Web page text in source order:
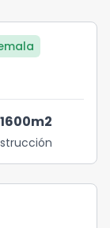
1600m2